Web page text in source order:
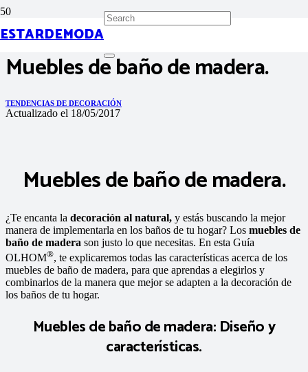
ESTARDEMODA
Muebles de baño de madera.
TENDENCIAS DE DECORACIÓN
Actualizado el 18/05/2017
Muebles de baño de madera.
¿Te encanta la decoración al natural, y estás buscando la mejor
manera de implementarla en los baños de tu hogar? Los muebles de
baño de madera son justo lo que necesitas. En esta Guía
OLHOM®, te explicaremos todas las características acerca de los
muebles de baño de madera, para que aprendas a elegirlos y
combinarlos de la manera que mejor se adapten a la decoración de
los baños de tu hogar.
Muebles de baño de madera: Diseño y
características.